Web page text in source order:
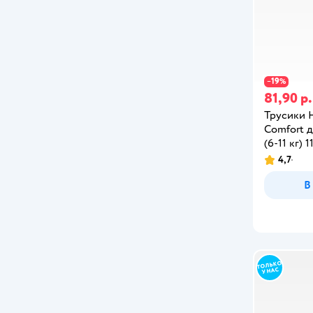
−19%
81,90 р.
Трусики
Comfort
(6-11 кг)
4,7
В